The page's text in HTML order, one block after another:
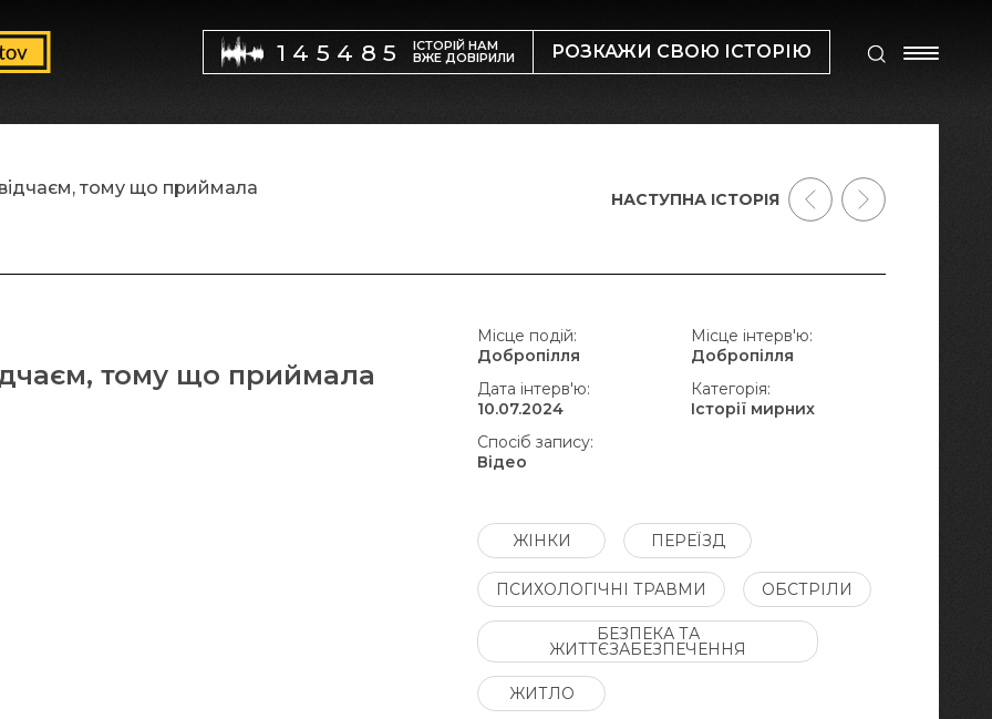
145485 ІСТОРІЙ НАМ
ВЖЕ ДОВІРИЛИ РОЗКАЖИ СВОЮ ІСТОРІЮ
тому що приймала
тому що приймала
Місце подій:
Добропілля
Місце інтерв'ю:
Добропілля
Дата інтерв'ю:
10.07.2024
Категорія:
Історії мирних
Спосіб запису:
Відео
ЖІНКИ ПЕРЕЇЗД
ПСИХОЛОГІЧНІ ТРАВМИ ОБСТРІЛИ
БЕЗПЕКА ТА
ЖИТТЄЗАБЕЗПЕЧЕННЯ
ЖИТЛО
НАСТУПНА ІСТОРІЯ